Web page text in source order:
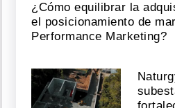
¿Cómo equilibrar la
el posicionamiento de
Performance Marketing?